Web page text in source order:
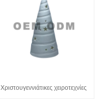
Χριστουγεννιάτικες χειροτεχνίες